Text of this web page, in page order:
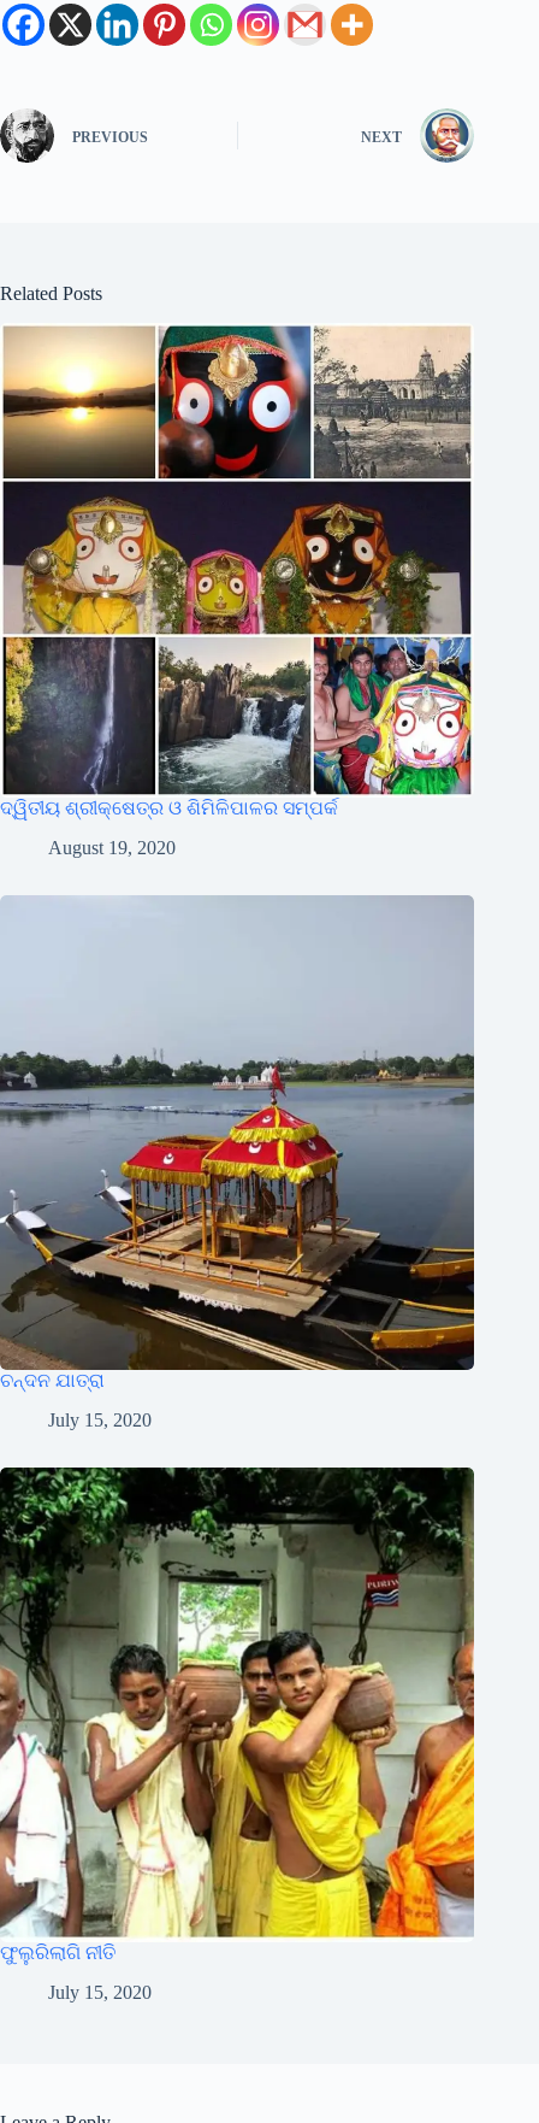
PREVIOUS NEXT
Related Posts
ଦ୍ୱିତୀୟ ଶ୍ରୀକ୍ଷେତ୍ର ଓ ଶିମିଳିପାଳର ସମ୍ପର୍କ
August 19, 2020
ଚନ୍ଦନ ଯାତ୍ରା
July 15, 2020
ଫୁଲୁରିଲାଗି ନୀତି
July 15, 2020